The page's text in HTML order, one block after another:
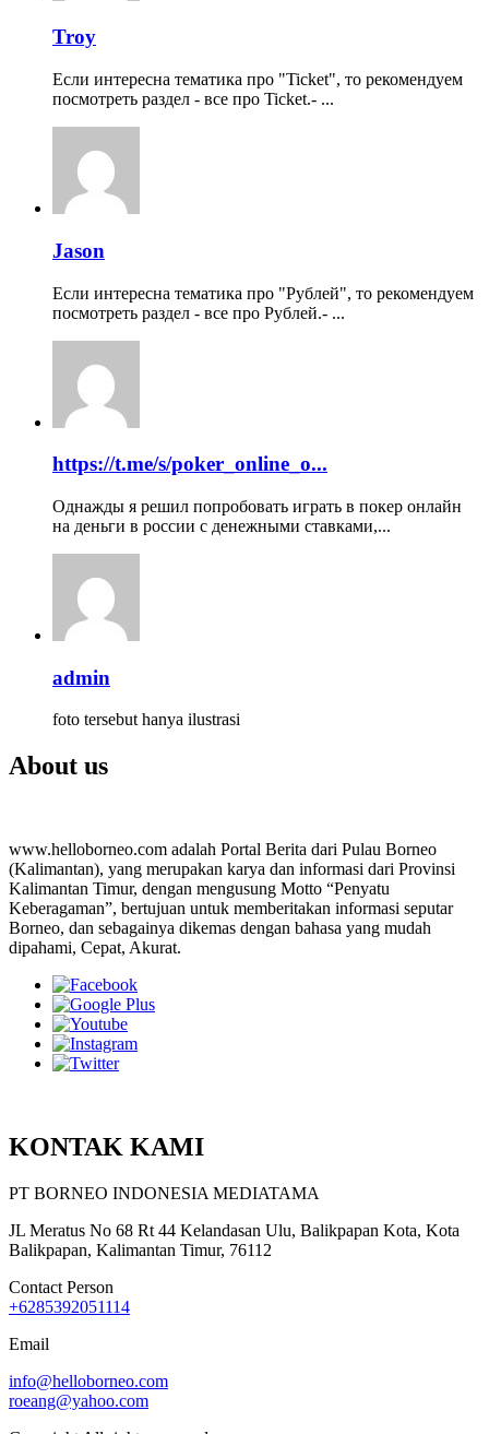
Troy
Если интересна тематика про "Ticket", то рекомендуем
посмотреть раздел - все про Ticket.- ...
Jason
Если интересна тематика про "Рублей", то рекомендуем
посмотреть раздел - все про Рублей.- ...
https://t.me/s/poker_online_o...
Однажды я решил попробовать играть в покер онлайн
на деньги в россии с денежными ставками,...
admin
foto tersebut hanya ilustrasi
About us
www.helloborneo.com adalah Portal Berita dari Pulau Borneo
(Kalimantan), yang merupakan karya dan informasi dari Provinsi
Kalimantan Timur, dengan mengusung Motto “Penyatu
Keberagaman”, bertujuan untuk memberitakan informasi seputar
Borneo, dan sebagainya dikemas dengan bahasa yang mudah
dipahami, Cepat, Akurat.
KONTAK KAMI
PT BORNEO INDONESIA MEDIATAMA
JL Meratus No 68 Rt 44 Kelandasan Ulu, Balikpapan Kota, Kota
Balikpapan, Kalimantan Timur, 76112
Contact Person
+6285392051114
Email
info@helloborneo.com
roeang@yahoo.com